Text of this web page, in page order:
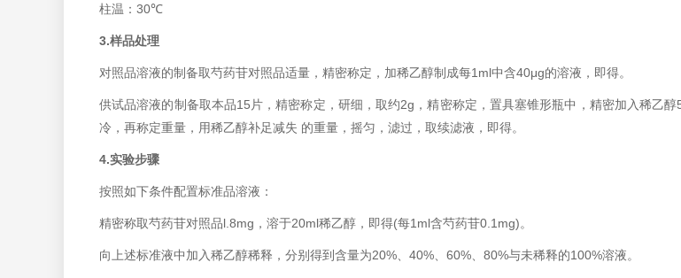
柱温：30℃
3.样品处理
对照品溶液的制备取芍药苷对照品适量，精密称定，加稀乙醇制成每1ml中含40μg的溶液，即得。
供试品溶液的制备取本品15片，精密称定，研细，取约2g，精密称定，置具塞锥形瓶中，精密加入稀乙
冷，再称定重量，用稀乙醇补足减失 的重量，摇匀，滤过，取续滤液，即得。
4.实验步骤
按照如下条件配置标准品溶液：
精密称取芍药苷对照品l.8mg，溶于20ml稀乙醇，即得(每1ml含芍药苷0.1mg)。
向上述标准液中加入稀乙醇稀释，分别得到含量为20%、40%、60%、80%与未稀释的100%溶液。